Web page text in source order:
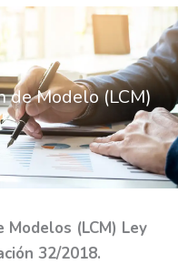
de Modelo (LCM)
Modelos (LCM) Ley
32/2018.